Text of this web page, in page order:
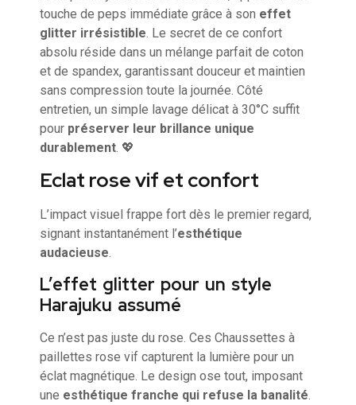
touche de peps immédiate grâce à son effet
glitter irrésistible. Le secret de ce confort
absolu réside dans un mélange parfait de coton
et de spandex, garantissant douceur et maintien
sans compression toute la journée. Côté
entretien, un simple lavage délicat à 30°C suffit
pour préserver leur brillance unique
durablement. 💖
Eclat rose vif et confort
L’impact visuel frappe fort dès le premier regard,
signant instantanément l’esthétique
audacieuse.
L’effet glitter pour un style
Harajuku assumé
Ce n’est pas juste du rose. Ces Chaussettes à
paillettes rose vif capturent la lumière pour un
éclat magnétique. Le design ose tout, imposant
une esthétique franche qui refuse la banalité